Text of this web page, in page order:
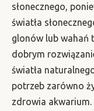
słonecznego,
światła
glonów lub wahań
dobrym
światła
potrzeb zarówno
zdrowia akwarium.